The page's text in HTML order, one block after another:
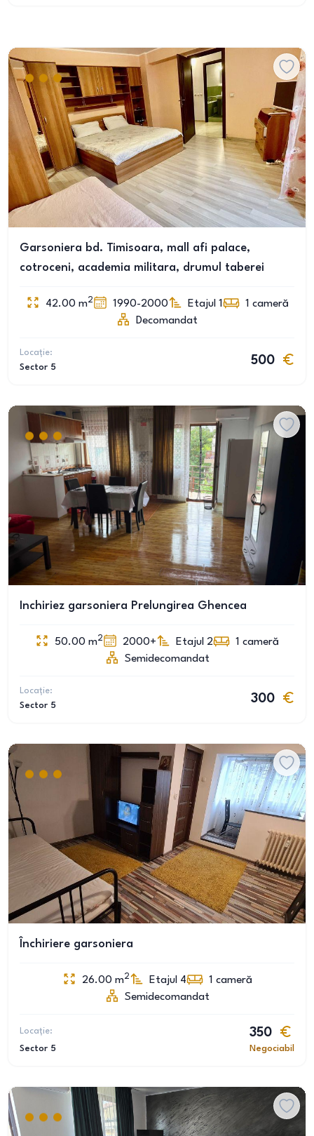
Garsoniera bd. Timisoara, mall afi palace,
cotroceni, academia militara, drumul taberei
42.00 m2 1990-2000 Etajul 1 1 cameră
Decomandat
Locație:
Sector 5
500
Inchiriez garsoniera Prelungirea Ghencea
50.00 m2 2000+ Etajul 2 1 cameră
Semidecomandat
Locație:
Sector 5
300
Închiriere garsoniera
26.00 m2 Etajul 4 1 cameră
Semidecomandat
Locație:
Sector 5
350
Negociabil